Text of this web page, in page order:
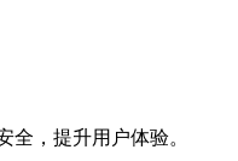
，提升用户体验。